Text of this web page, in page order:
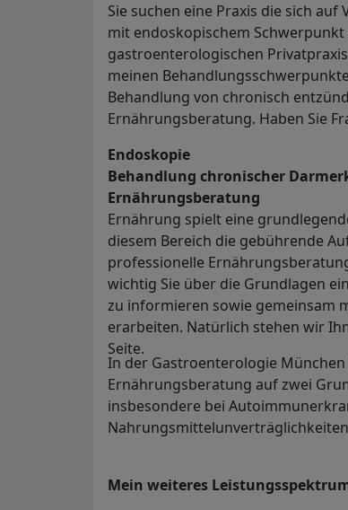
Sie suchen eine Praxis die sich
mit endoskopischem
gastroenterologischen
meinen
Behandlung von chronisch
Ernährungsberatung. Haben Sie
Endoskopie
Behandlung chronischer
Ernährungsberatung
Ernährung spielt eine
diesem Bereich die gebührende
professionelle
wichtig Sie über die Grundlagen
zu informieren sowie gemeinsam
erarbeiten. Natürlich stehen wir
Seite.
In der Gastroenterologie
Ernährungsberatung auf zwei
insbesondere bei
Mein weiteres